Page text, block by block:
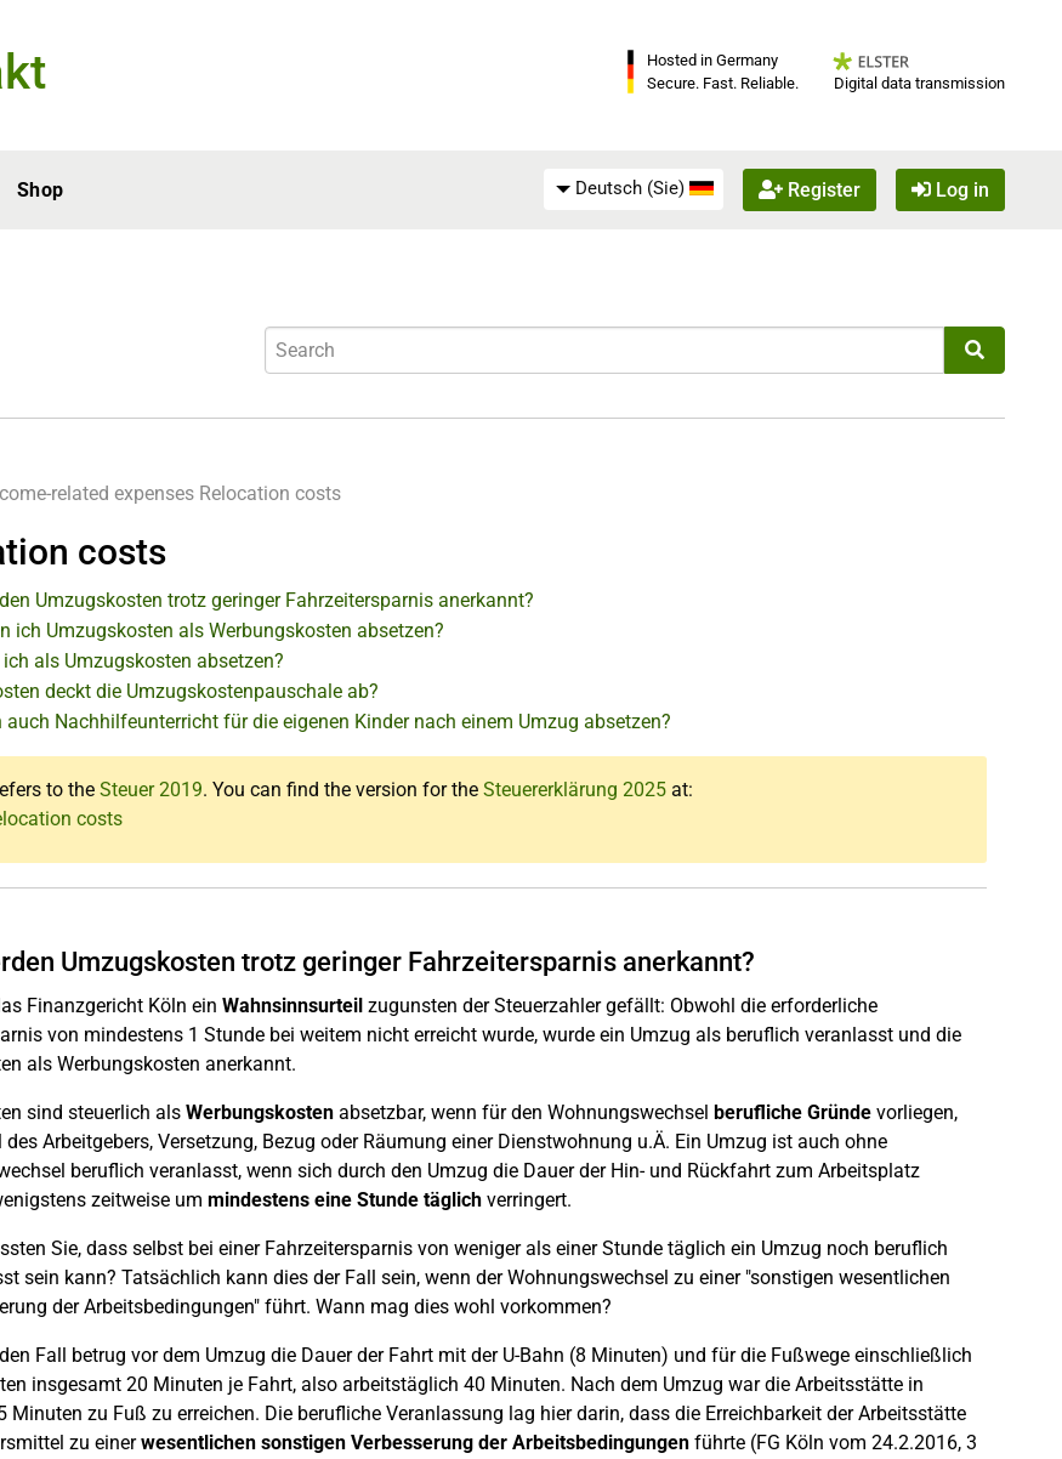
Hosted in Germany
Secure. Fast. Reliable.
Digital data transmission
Shop Deutsch (Sie) Register Log in
related expenses Relocation costs
costs
Umzugskosten trotz geringer Fahrzeitersparnis anerkannt?
ich Umzugskosten als Werbungskosten absetzen?
als Umzugskosten absetzen?
deckt die Umzugskostenpauschale ab?
auch Nachhilfeunterricht für die eigenen Kinder nach einem Umzug absetzen?
to the Steuer 2019. You can find the version for the Steuererklärung 2025 at:
costs
Umzugskosten trotz geringer Fahrzeitersparnis anerkannt?
Finanzgericht Köln ein Wahnsinnsurteil zugunsten der Steuerzahler gefällt: Obwohl die erforderliche
von mindestens 1 Stunde bei weitem nicht erreicht wurde, wurde ein Umzug als beruflich veranlasst und die
als Werbungskosten anerkannt.
sind steuerlich als Werbungskosten absetzbar, wenn für den Wohnungswechsel berufliche Gründe vorliegen,
des Arbeitgebers, Versetzung, Bezug oder Räumung einer Dienstwohnung u.Ä. Ein Umzug ist auch ohne
beruflich veranlasst, wenn sich durch den Umzug die Dauer der Hin- und Rückfahrt zum Arbeitsplatz
zeitweise um mindestens eine Stunde täglich verringert.
Sie, dass selbst bei einer Fahrzeitersparnis von weniger als einer Stunde täglich ein Umzug noch beruflich
sein kann? Tatsächlich kann dies der Fall sein, wenn der Wohnungswechsel zu einer "sonstigen wesentlichen
der Arbeitsbedingungen" führt. Wann mag dies wohl vorkommen?
Fall betrug vor dem Umzug die Dauer der Fahrt mit der U-Bahn (8 Minuten) und für die Fußwege einschließlich
insgesamt 20 Minuten je Fahrt, also arbeitstäglich 40 Minuten. Nach dem Umzug war die Arbeitsstätte in
Minuten zu Fuß zu erreichen. Die berufliche Veranlassung lag hier darin, dass die Erreichbarkeit der Arbeitsstätte
zu einerwesentlichen sonstigen Verbesserung der Arbeitsbedingungen führte (FG Köln vom 24.2.2016, 3